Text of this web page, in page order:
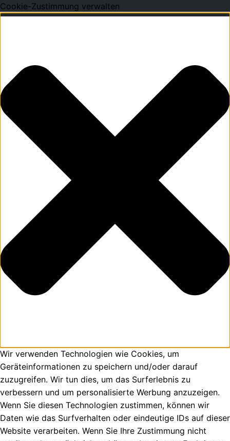
Cookie-Zustimmung verwalten
Wir verwenden Technologien wie Cookies, um
Geräteinformationen zu speichern und/oder darauf
zuzugreifen. Wir tun dies, um das Surferlebnis zu
verbessern und um personalisierte Werbung anzuzeigen.
Wenn Sie diesen Technologien zustimmen, können wir
Daten wie das Surfverhalten oder eindeutige IDs auf dieser
Website verarbeiten. Wenn Sie Ihre Zustimmung nicht